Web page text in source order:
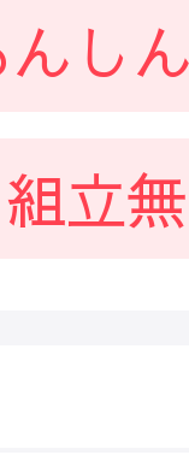
んし
立